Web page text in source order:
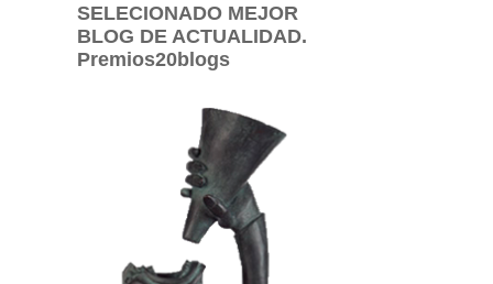
SELECIONADO MEJOR
BLOG DE ACTUALIDAD.
Premios20blogs